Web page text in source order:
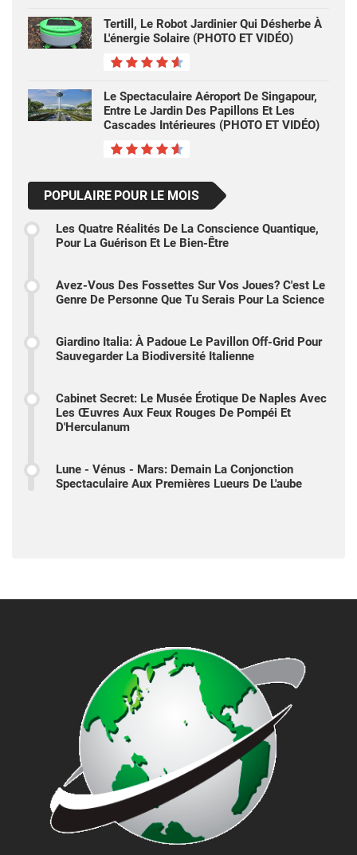
Tertill, Le Robot Jardinier Qui Désherbe À
L'énergie Solaire (PHOTO ET VIDÉO)
Le Spectaculaire Aéroport De Singapour,
Entre Le Jardin Des Papillons Et Les
Cascades Intérieures (PHOTO ET VIDÉO)
POPULAIRE POUR LE MOIS
Les Quatre Réalités De La Conscience Quantique,
Pour La Guérison Et Le Bien-Être
Avez-Vous Des Fossettes Sur Vos Joues? C'est Le
Genre De Personne Que Tu Serais Pour La Science
Giardino Italia: À Padoue Le Pavillon Off-Grid Pour
Sauvegarder La Biodiversité Italienne
Cabinet Secret: Le Musée Érotique De Naples Avec
Les Œuvres Aux Feux Rouges De Pompéi Et
D'Herculanum
Lune - Vénus - Mars: Demain La Conjonction
Spectaculaire Aux Premières Lueurs De L'aube